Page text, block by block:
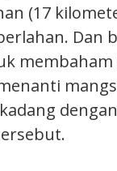
(17
Dan
membaham